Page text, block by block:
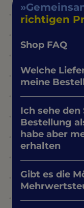
richtigen
Shop FAQ
Welche
meine
Ich sehe
Bestellung
habe aber
erhalten
Gibt es die